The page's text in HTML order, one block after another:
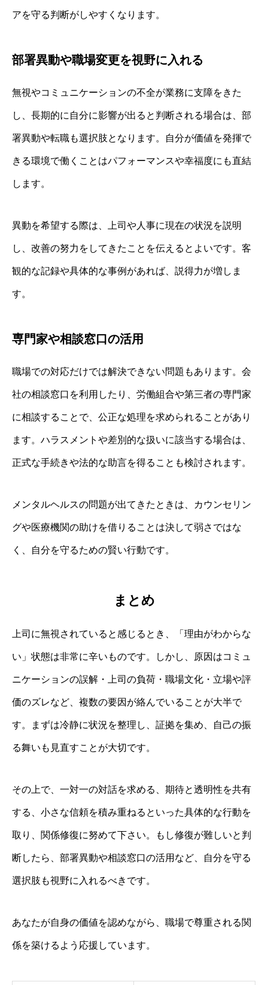
アを守る判断がしやすくなります。
部署異動や職場変更を視野に入れる
無視やコミュニケーションの不全が業務に支障をきた
し、長期的に自分に影響が出ると判断される場合は、部
署異動や転職も選択肢となります。自分が価値を発揮で
きる環境で働くことはパフォーマンスや幸福度にも直結
します。
異動を希望する際は、上司や人事に現在の状況を説明
し、改善の努力をしてきたことを伝えるとよいです。客
観的な記録や具体的な事例があれば、説得力が増しま
す。
専門家や相談窓口の活用
職場での対応だけでは解決できない問題もあります。会
社の相談窓口を利用したり、労働組合や第三者の専門家
に相談することで、公正な処理を求められることがあり
ます。ハラスメントや差別的な扱いに該当する場合は、
正式な手続きや法的な助言を得ることも検討されます。
メンタルヘルスの問題が出てきたときは、カウンセリン
グや医療機関の助けを借りることは決して弱さではな
く、自分を守るための賢い行動です。
まとめ
上司に無視されていると感じるとき、「理由がわからな
い」状態は非常に辛いものです。しかし、原因はコミュ
ニケーションの誤解・上司の負荷・職場文化・立場や評
価のズレなど、複数の要因が絡んでいることが大半で
す。まずは冷静に状況を整理し、証拠を集め、自己の振
る舞いも見直すことが大切です。
その上で、一対一の対話を求める、期待と透明性を共有
する、小さな信頼を積み重ねるといった具体的な行動を
取り、関係修復に努めて下さい。もし修復が難しいと判
断したら、部署異動や相談窓口の活用など、自分を守る
選択肢も視野に入れるべきです。
あなたが自身の価値を認めながら、職場で尊重される関
係を築けるよう応援しています。